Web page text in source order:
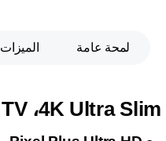
لمحة عامة الميزات
4K Ultra Slim، ‏LED TV